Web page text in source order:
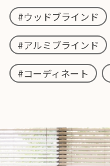
#ウッドブラインド
#アルミブラインド
#コーディネート